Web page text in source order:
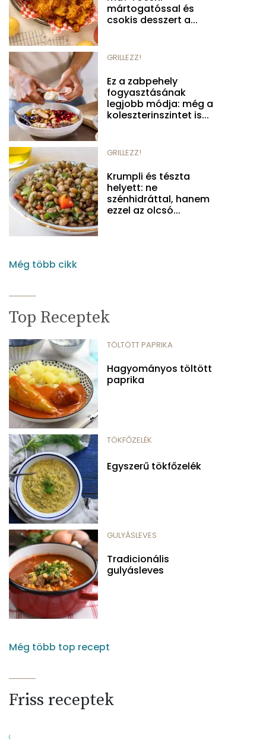
mártogatóssal és
csokis desszert a...
GRILLEZZ!
Ez a zabpehely
fogyasztásának
legjobb módja: még a
koleszterinszintet is...
GRILLEZZ!
Krumpli és tészta
helyett: ne
szénhidráttal, hanem
ezzel az olcsó...
Még több cikk
Top Receptek
TÖLTÖTT PAPRIKA
Hagyományos töltött
paprika
TÖKFŐZELÉK
Egyszerű tökfőzelék
GULYÁSLEVES
Tradicionális
gulyásleves
Még több top recept
Friss receptek